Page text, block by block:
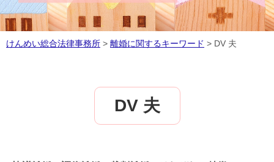
けんめい総合法律事務所 > 離婚に関するキーワード > DV 夫
DV 夫